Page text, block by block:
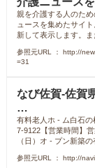
親を介護する人のた
ュースを集めたサイ
新して表示します。
参照元URL ： http://
=31
なび佐賀-佐賀
…
有料老人ホ - ム白石
7-9122【営業時間】
（日）オ - プン新築
参照元URL ： http://